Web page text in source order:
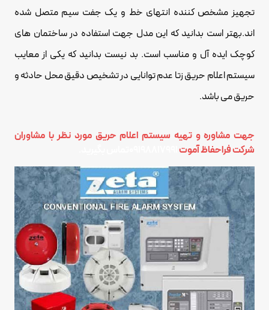
تجهیز مشخص کننده انتهای خط و یک جفت سیم متصل شده
اند.بهتر است بدانید که این مدل جهت استفاده در ساختمان های
کوچک ایده آل و مناسب است. بد نیست بدانید که یکی از معایب
سیستم اعلام حریق زتا عدم توانایی در تشخیص دقیق محل حادثه و
حریق می باشد.
جهت مشاوره و تهیه سیستم اعلام حریق مورد نظر با مشاوران
شرکت فراحفاظ آموت